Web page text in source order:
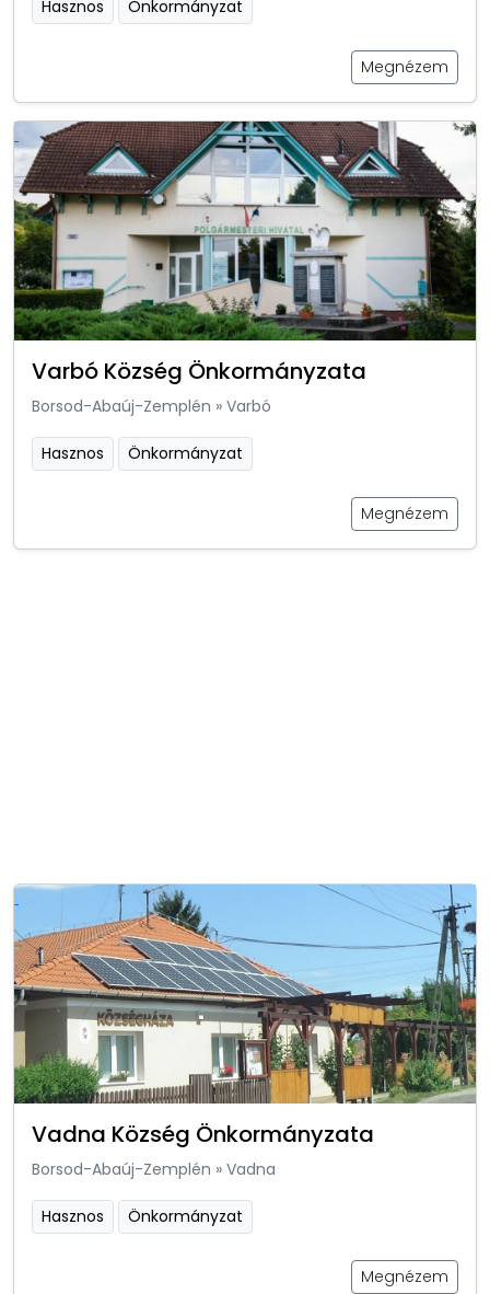
Hasznos Önkormányzat
Megnézem
Varbó Község Önkormányzata
Borsod-Abaúj-Zemplén » Varbó
Hasznos Önkormányzat
Megnézem
Vadna Község Önkormányzata
Borsod-Abaúj-Zemplén » Vadna
Hasznos Önkormányzat
Megnézem